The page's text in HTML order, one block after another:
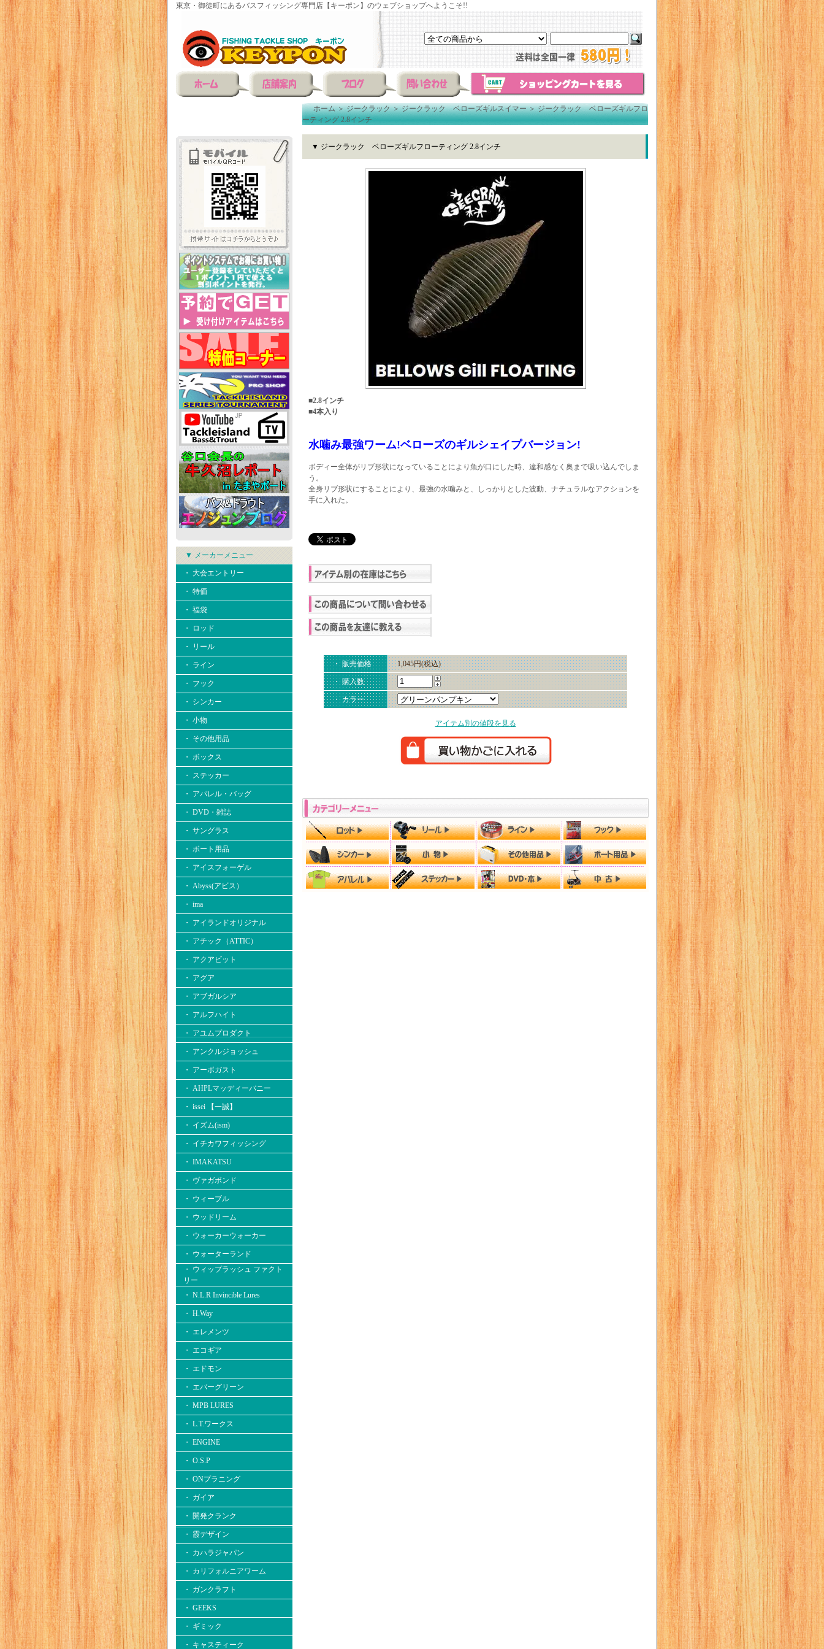
東京・御徒町にあるバスフィッシング専門店【キーポン】のウェブショップへようこそ!!
▼ メーカーメニュー
・ 大会エントリー
・ 特価
・ 福袋
・ ロッド
・ リール
・ ライン
・ フック
・ シンカー
・ 小物
・ その他用品
・ ボックス
・ ステッカー
・ アパレル・バッグ
・ DVD・雑誌
・ サングラス
・ ボート用品
・ アイスフォーゲル
・ Abyss(アビス）
・ ima
・ アイランドオリジナル
・ アチック（ATTIC）
・ アクアビット
・ アグア
・ アブガルシア
・ アルフハイト
・ アユムプロダクト
・ アンクルジョッシュ
・ アーボガスト
・ AHPLマッディーバニー
・ issei 【一誠】
・ イズム(ism)
・ イチカワフィッシング
・ IMAKATSU
・ ヴァガボンド
・ ウィーブル
・ ウッドリーム
・ ウォーカーウォーカー
・ ウォーターランド
・ ウィップラッシュ ファクト
リー
・ N.L.R Invincible Lures
・ H.Way
・ エレメンツ
・ エコギア
・ エドモン
・ エバーグリーン
・ MPB LURES
・ L.T.ワークス
・ ENGINE
・ O.S.P
・ ONプラニング
・ ガイア
・ 開発クランク
・ 霞デザイン
・ カハラジャパン
・ カリフォルニアワーム
・ ガンクラフト
・ GEEKS
・ ギミック
・ キャスティーク
ホーム＞ジークラック＞ジークラック ベローズギルスイマー＞ジークラック ベローズギルフロ
ーティング 2.8インチ
▼ ジークラック ベローズギルフローティング 2.8インチ
■2.8インチ
■4本入り
水噛み最強ワーム!ベローズのギルシェイプバージョン!
ボディー全体がリブ形状になっていることにより魚が口にした時、違和感なく奥まで吸い込んでしま
う。
全身リブ形状にすることにより、最強の水噛みと、しっかりとした波動、ナチュラルなアクションを
手に入れた。
・ 販売価格 1,045円(税込)
・ 購入数
・ カラー
アイテム別の値段を見る